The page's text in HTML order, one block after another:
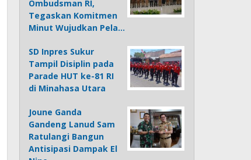
Ombudsman RI,
Tegaskan Komitmen
Minut Wujudkan Pela…
SD Inpres Sukur
Tampil Disiplin pada
Parade HUT ke-81 RI
di Minahasa Utara
Joune Ganda
Gandeng Lanud Sam
Ratulangi Bangun
Antisipasi Dampak El